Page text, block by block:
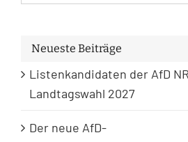
nach:
Neueste Beiträge
Listenkandidaten der AfD
Landtagswahl 2027
Der neue AfD-